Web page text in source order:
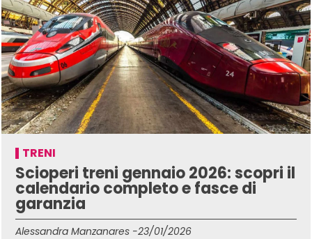
TRENI
Scioperi treni gennaio 2026: scopri il
calendario completo e fasce di
garanzia
Alessandra Manzanares -23/01/2026